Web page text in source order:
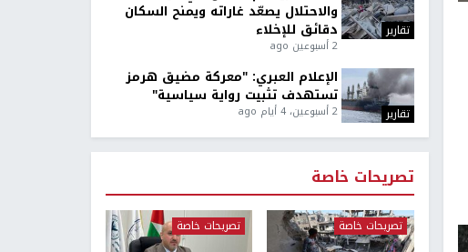
تقارير
والاحتلال يصعّد غاراته ويمنح السكان
دقائق للإخلاء
2 أسبوعين ago
تقارير
الإعلام العبري: "معركة مضيق هرمز
تستهدف تثبيت رواية سياسية"
2 أسبوعين، 4 أيام ago
تصريحات خاصة
تصريحات خاصة تصريحات خاصة